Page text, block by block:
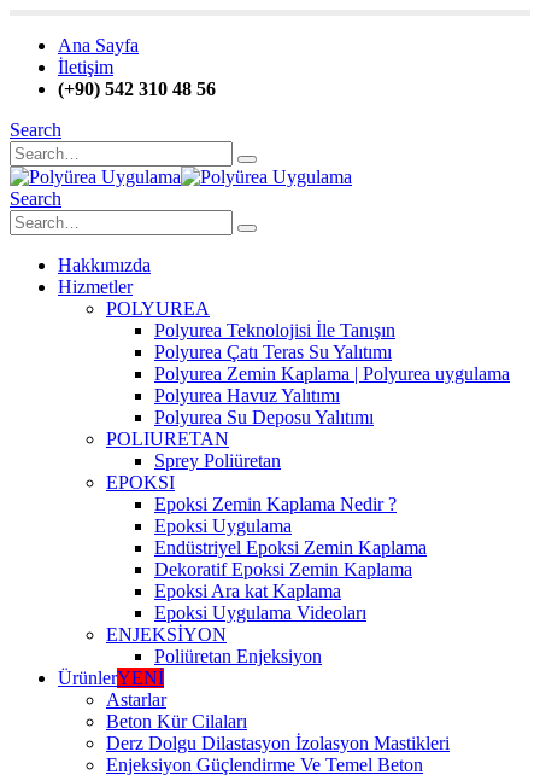
Ana Sayfa
İletişim
(+90) 542 310 48 56
Search
Search
Hakkımızda
Hizmetler
POLYUREA
Polyurea Teknolojisi İle Tanışın
Polyurea Çatı Teras Su Yalıtımı
Polyurea Zemin Kaplama | Polyurea uygulama
Polyurea Havuz Yalıtımı
Polyurea Su Deposu Yalıtımı
POLIURETAN
Sprey Poliüretan
EPOKSI
Epoksi Zemin Kaplama Nedir ?
Epoksi Uygulama
Endüstriyel Epoksi Zemin Kaplama
Dekoratif Epoksi Zemin Kaplama
Epoksi Ara kat Kaplama
Epoksi Uygulama Videoları
ENJEKSİYON
Poliüretan Enjeksiyon
ÜrünlerYENİ
Astarlar
Beton Kür Cilaları
Derz Dolgu Dilastasyon İzolasyon Mastikleri
Enjeksiyon Güçlendirme Ve Temel Beton